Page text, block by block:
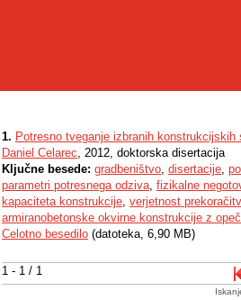
1 - 1 / 1
1. Potresno tveganje izbranih
Daniel Celarec, 2012, doktorska disertacija
Ključne besede: gradbeništvo, disertacije,
parametri potresnega odziva, fizikalne
kapaciteta konstrukcije, verjetnost
armiranobetonske okvirne konstrukcije z
Celotno besedilo (datoteka, 6,90 MB)